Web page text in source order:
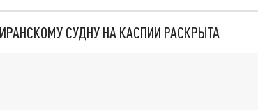
СУДНУ НА КАСПИИ РАСКРЫТА